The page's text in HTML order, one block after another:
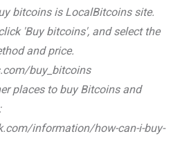
bitcoins is LocalBitcoins site.
'Buy bitcoins', and select the
and price.
buy_bitcoins
places to buy Bitcoins and
information/how-can-i-buy-